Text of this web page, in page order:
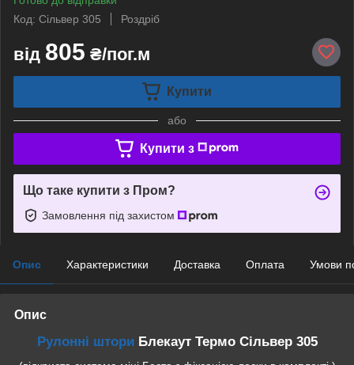
Код: Сільвер 305
Роздріб
від 805 ₴/пог.м
Купити
або
Купити з
Що таке купити з Пром?
Замовлення під захистом
Опис Характеристики Доставка Оплата Умови
Опис
Рулонні шториБлекаут Термо Сільвер 305